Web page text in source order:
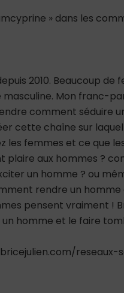
» dans les
2010. Beaucoup
Mon franc-
comment séduire
cette chaîne sur
les femmes et ce que
plaire aux hommes ?
un homme ? ou
rendre un
pensent vraiment !
homme et le faire
fabricejulien.com/